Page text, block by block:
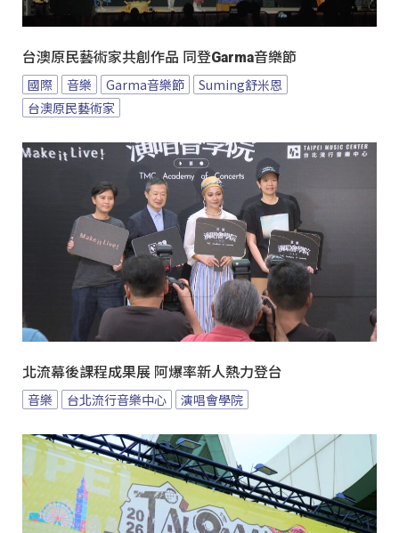
台澳原民藝術家共創作品 同登Garma音樂節
國際 音樂 Garma音樂節
Suming舒米恩
台澳原民藝術家
北流幕後課程成果展 阿爆率新人熱力登台
音樂 台北流行音樂中心 演唱會學院